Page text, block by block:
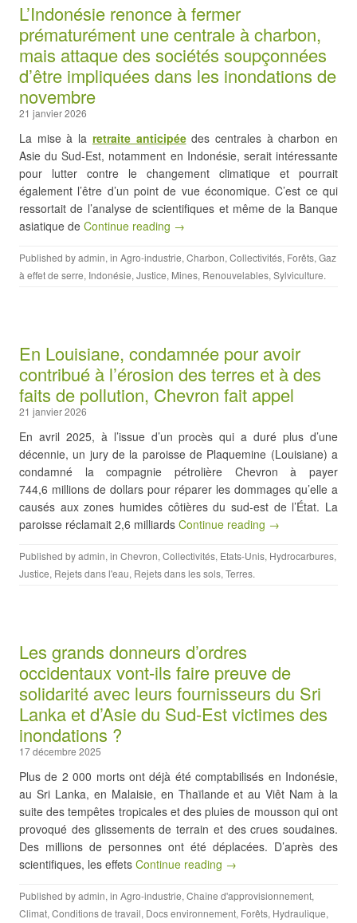
L’Indonésie renonce à fermer
prématurément une centrale à charbon,
mais attaque des sociétés soupçonnées
d’être impliquées dans les inondations de
novembre
21 janvier 2026
La mise à la retraite anticipéedes centrales à charbon en
Asie du Sud-Est, notamment en Indonésie, serait intéressante
pour lutter contre le changement climatique et pourrait
également l’être d’un point de vue économique. C’est ce qui
ressortait de l’analyse de scientifiques et même de la Banque
asiatique de Continue reading →
Published byadmin, in Agro-industrie, Charbon, Collectivités, Forêts, Gaz
à effet de serre, Indonésie, Justice, Mines, Renouvelables, Sylviculture.
En Louisiane, condamnée pour avoir
contribué à l’érosion des terres et à des
faits de pollution, Chevron fait appel
21 janvier 2026
En avril 2025, à l’issue d’un procès qui a duré plus d’une
décennie, un jury de la paroisse de Plaquemine (Louisiane) a
condamné la compagnie pétrolière Chevron à payer
744,6 millions de dollars pour réparer les dommages qu’elle a
causés aux zones humides côtières du sud-est de l’État. La
paroisse réclamait 2,6 milliards Continue reading →
Published byadmin, in Chevron, Collectivités, Etats-Unis, Hydrocarbures,
Justice, Rejets dans l'eau, Rejets dans les sols, Terres.
Les grands donneurs d’ordres
occidentaux vont-ils faire preuve de
solidarité avec leurs fournisseurs du Sri
Lanka et d’Asie du Sud-Est victimes des
inondations ?
17 décembre 2025
Plus de 2 000 morts ont déjà été comptabilisés en Indonésie,
au Sri Lanka, en Malaisie, en Thaïlande et au Viêt Nam à la
suite des tempêtes tropicales et des pluies de mousson qui ont
provoqué des glissements de terrain et des crues soudaines.
Des millions de personnes ont été déplacées. D’après des
scientifiques, les effets Continue reading →
Published byadmin, in Agro-industrie, Chaîne d'approvisionnement,
Climat, Conditions de travail, Docs environnement, Forêts, Hydraulique,